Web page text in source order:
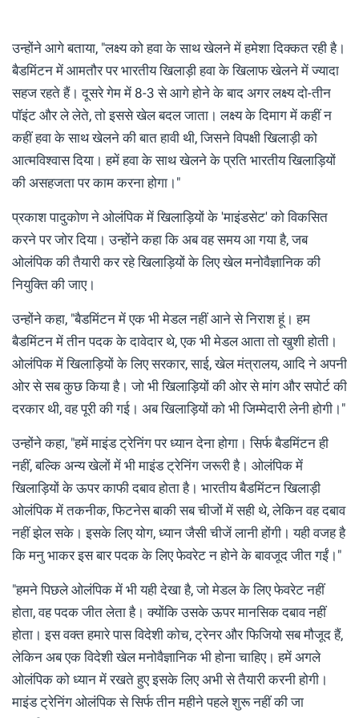
उन्होंने आगे बताया, "लक्ष्य को हवा के साथ खेलने में हमेशा दिक्कत रही है।
बैडमिंटन में आमतौर पर भारतीय खिलाड़ी हवा के खिलाफ खेलने में ज्यादा
सहज रहते हैं। दूसरे गेम में 8-3 से आगे होने के बाद अगर लक्ष्य दो-तीन
पॉइंट और ले लेते, तो इससे खेल बदल जाता। लक्ष्य के दिमाग में कहीं न
कहीं हवा के साथ खेलने की बात हावी थी, जिसने विपक्षी खिलाड़ी को
आत्मविश्वास दिया। हमें हवा के साथ खेलने के प्रति भारतीय खिलाड़ियों
की असहजता पर काम करना होगा।"
प्रकाश पादुकोण ने ओलंपिक में खिलाड़ियों के 'माइंडसेट' को विकसित
करने पर जोर दिया। उन्होंने कहा कि अब वह समय आ गया है, जब
ओलंपिक की तैयारी कर रहे खिलाड़ियों के लिए खेल मनोवैज्ञानिक की
नियुक्ति की जाए।
उन्होंने कहा, "बैडमिंटन में एक भी मेडल नहीं आने से निराश हूं। हम
बैडमिंटन में तीन पदक के दावेदार थे, एक भी मेडल आता तो खुशी होती।
ओलंपिक में खिलाड़ियों के लिए सरकार, साई, खेल मंत्रालय, आदि ने अपनी
ओर से सब कुछ किया है। जो भी खिलाड़ियों की ओर से मांग और सपोर्ट की
दरकार थी, वह पूरी की गई। अब खिलाड़ियों को भी जिम्मेदारी लेनी होगी।"
उन्होंने कहा, "हमें माइंड ट्रेनिंग पर ध्यान देना होगा। सिर्फ बैडमिंटन ही
नहीं, बल्कि अन्य खेलों में भी माइंड ट्रेनिंग जरूरी है। ओलंपिक में
खिलाड़ियों के ऊपर काफी दबाव होता है। भारतीय बैडमिंटन खिलाड़ी
ओलंपिक में तकनीक, फिटनेस बाकी सब चीजों में सही थे, लेकिन वह दबाव
नहीं झेल सके। इसके लिए योग, ध्यान जैसी चीजें लानी होंगी। यही वजह है
कि मनु भाकर इस बार पदक के लिए फेवरेट न होने के बावजूद जीत गईं।"
"हमने पिछले ओलंपिक में भी यही देखा है, जो मेडल के लिए फेवरेट नहीं
होता, वह पदक जीत लेता है। क्योंकि उसके ऊपर मानसिक दबाव नहीं
होता। इस वक्त हमारे पास विदेशी कोच, ट्रेनर और फिजियो सब मौजूद हैं,
लेकिन अब एक विदेशी खेल मनोवैज्ञानिक भी होना चाहिए। हमें अगले
ओलंपिक को ध्यान में रखते हुए इसके लिए अभी से तैयारी करनी होगी।
माइंड ट्रेनिंग ओलंपिक से सिर्फ तीन महीने पहले शुरू नहीं की जा